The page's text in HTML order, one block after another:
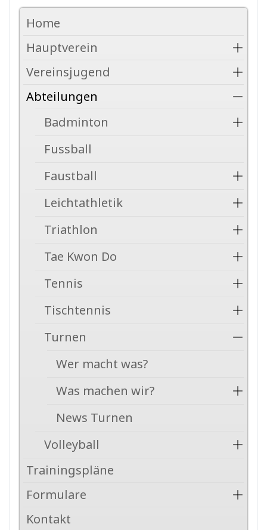
Home
Hauptverein
Vereinsjugend
Abteilungen
Badminton
Fussball
Faustball
Leichtathletik
Triathlon
Tae Kwon Do
Tennis
Tischtennis
Turnen
Wer macht was?
Was machen wir?
News Turnen
Volleyball
Trainingspläne
Formulare
Kontakt